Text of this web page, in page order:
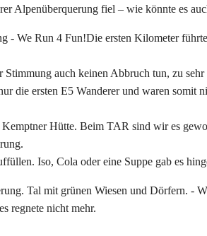
Alpenüberquerung fiel – wie könnte es
Die ersten Kilometer
auch keinen Abbruch tun, zu
die ersten E5 Wanderer und waren somit
Hütte. Beim TAR sind wir es
Iso, Cola oder eine Suppe gab es
regnete nicht mehr.